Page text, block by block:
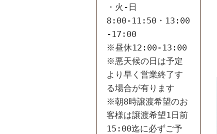
・火-日
8:00-11:50・13:00
-17:00
※昼休12:00-13:00
※悪天候の日は予定
より早く営業終了す
る場合が有ります
※朝8時譲渡希望のお
客様は譲渡希望1日前
15:00迄に必ずご予